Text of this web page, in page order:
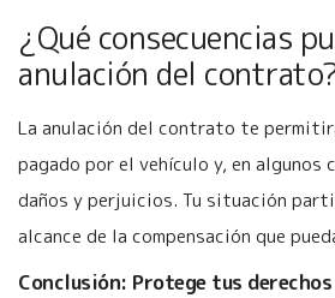
¿Qué consecuencias
anulación del
La anulación del contrato te
pagado por el vehículo y, en algunos
daños y perjuicios. Tu situación
alcance de la compensación que
Conclusión: Protege tus derechos